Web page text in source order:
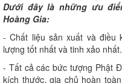
Dưới đây là những ưu
Hoàng Gia:
- Chất liệu sản xuất và điều
lượng tốt nhất và tinh xảo nhất.
- Tất cả các bức tượng Phật
kích thước, gia chủ hoàn